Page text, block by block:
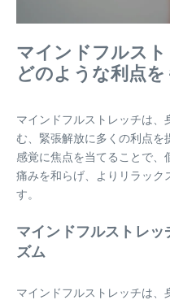
マインドフルス
どのような利点
マインドフルストレッチは
む、緊張解放に多くの利点を
感覚に焦点を当てることで、
痛みを和らげ、よりリラック
す。
マインドフルストレ
ズム
マインドフルストレッチは、